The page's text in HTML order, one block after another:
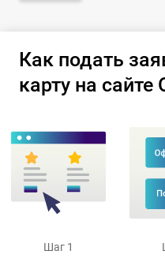
Как подать
карту на сайте
Шаг 1